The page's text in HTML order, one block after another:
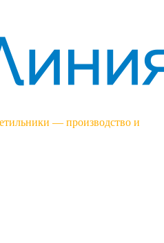
— производство и